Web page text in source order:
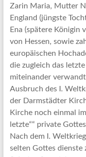
Zarin Maria, Mutter
England (jüngste
Ena (spätere Königin
von Hessen, sowie
europäischen
die zugleich das
miteinander
Ausbruch des I.
der Darmstädter
Kirche noch einmal
letzte““ private
Nach dem I.
selten Gottes dienste